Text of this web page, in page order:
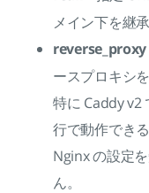
メイン下を継
reverse_proxy
ースプロキシ
特に Caddy v2
行で動作でき
Nginx の設定
ん。